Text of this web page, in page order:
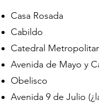
Casa Rosada
Cabildo
Catedral
Avenida de Mayo y
Obelisco
Avenida 9 de Julio